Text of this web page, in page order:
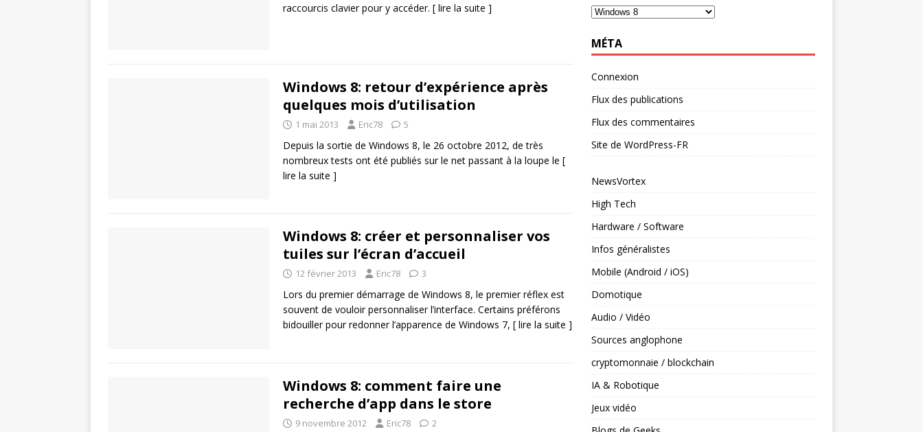
raccourcis clavier pour y accéder. [ lire la suite ]
Windows 8: retour d’expérience après
quelques mois d’utilisation
1 mai 2013 Eric78 5
Depuis la sortie de Windows 8, le 26 octobre 2012, de très
nombreux tests ont été publiés sur le net passant à la loupe le [
lire la suite ]
Windows 8: créer et personnaliser vos
tuiles sur l’écran d’accueil
12 février 2013 Eric78 3
Lors du premier démarrage de Windows 8, le premier réflex est
souvent de vouloir personnaliser l’interface. Certains préférons
bidouiller pour redonner l’apparence de Windows 7, [ lire la suite ]
Windows 8: comment faire une
recherche d’app dans le store
9 novembre 2012 Eric78 2
MÉTA
Connexion
Flux des publications
Flux des commentaires
Site de WordPress-FR
NewsVortex
High Tech
Hardware / Software
Infos généralistes
Mobile (Android / iOS)
Domotique
Audio / Vidéo
Sources anglophone
cryptomonnaie / blockchain
IA & Robotique
Jeux vidéo